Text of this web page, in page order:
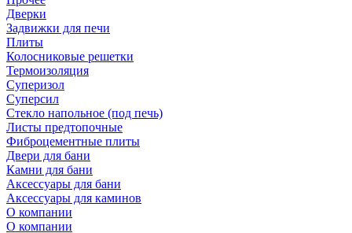
Дверки
Задвижки для печи
Плиты
Колосниковые решетки
Термоизоляция
Суперизол
Суперсил
Стекло напольное (под печь)
Листы предтопочные
Фиброцементные плиты
Двери для бани
Камни для бани
Аксессуары для бани
Аксессуары для каминов
О компании
О компании